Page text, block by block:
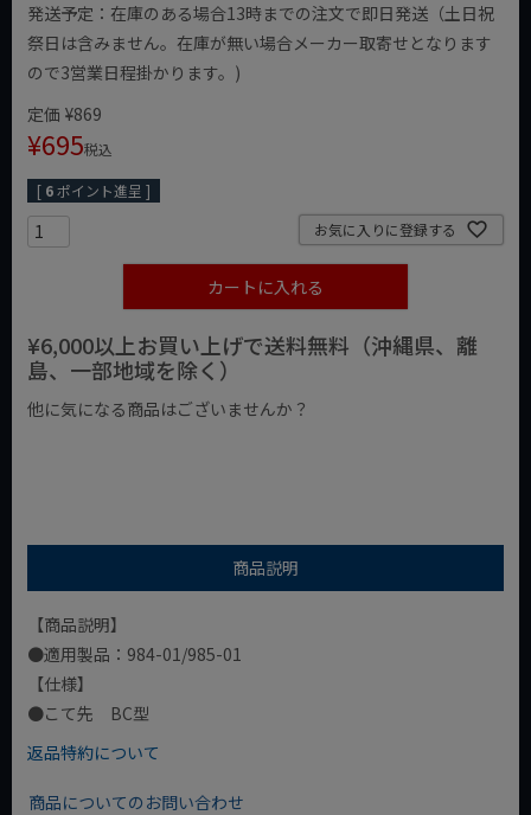
発送予定：在庫のある場合13時までの注文で即日発送（土日祝
祭日は含みません。在庫が無い場合メーカー取寄せとなります
ので3営業日程掛かります。)
定価 ¥869
¥695税込
[ 6ポイント進呈 ]
お気に入りに登録する
カートに入れる
¥6,000以上お買い上げで送料無料（沖縄県、離
島、一部地域を除く）
他に気になる商品はございませんか？
商品説明
【商品説明】
●適用製品：984-01/985-01
【仕様】
●こて先 BC型
返品特約について
商品についてのお問い合わせ